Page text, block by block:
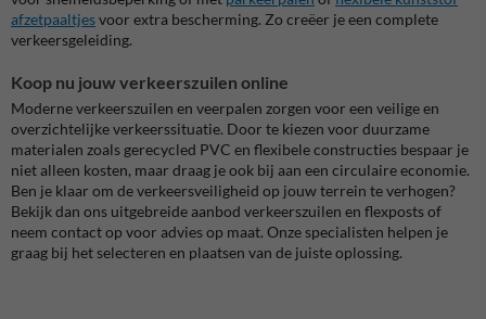
afzetpaaltjesvoor extra bescherming. Zo creëer je een complete
verkeersgeleiding.
Koop nu jouw verkeerszuilen online
Moderne verkeerszuilen en veerpalen zorgen voor een veilige en
overzichtelijke verkeerssituatie. Door te kiezen voor duurzame
materialen zoals gerecycled PVC en flexibele constructies bespaar je
niet alleen kosten, maar draag je ook bij aan een circulaire economie.
Ben je klaar om de verkeersveiligheid op jouw terrein te verhogen?
Bekijk dan ons uitgebreide aanbod verkeerszuilen en flexposts of
neem contact op voor advies op maat. Onze specialisten helpen je
graag bij het selecteren en plaatsen van de juiste oplossing.